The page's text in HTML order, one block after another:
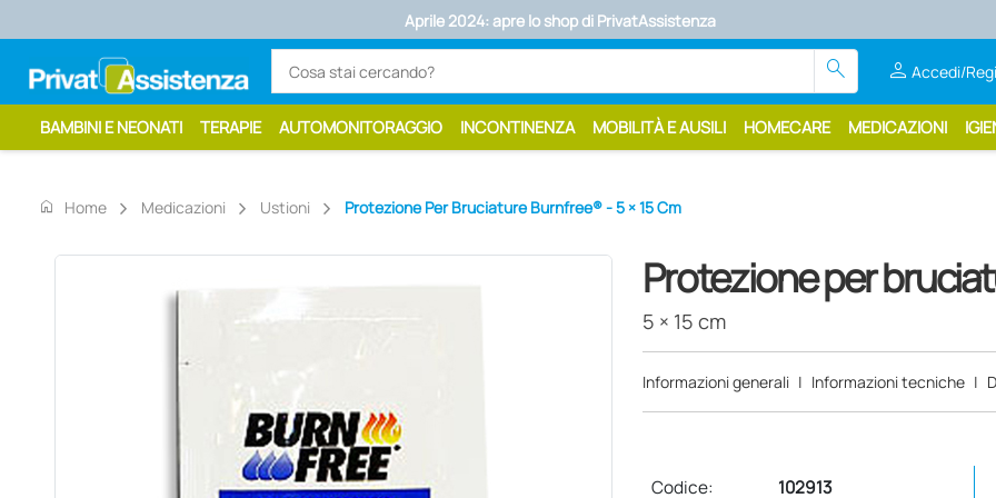
Aprile 2024: apre lo shop di PrivatAssistenza
search person Accedi/
BAMBINI E NEONATI TERAPIE AUTOMONITORAGGIO INCONTINENZA MOBILITÀ E AUSILI HOMECARE MEDICAZIONI
home Home Medicazioni Ustioni Protezione Per Bruciature Burnfree® - 5 × 15 Cm
Protezione per
5 × 15 cm
Informazioni generali | Informazioni tecniche |
Codice:
102913